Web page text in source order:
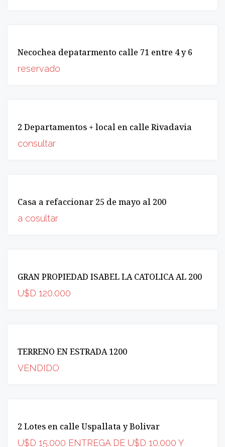
OPORTUNIDAD
Necochea depatarmento calle 71 entre 4 y 6
reservado
INCREIBLE
2 Departamentos + local en calle Rivadavia
consultar
OPORTUNIDAD
Casa a refaccionar 25 de mayo al 200
a cosultar
OPORTUNIDAD
VENDIDA
GRAN PROPIEDAD ISABEL LA CATOLICA AL 200
U$D 120.000
VENDIDA
TERRENO EN ESTRADA 1200
VENDIDO
OPORTUNIDAD
2 Lotes en calle Uspallata y Bolivar
U$D 15.000 ENTREGA DE U$D 10.000 Y